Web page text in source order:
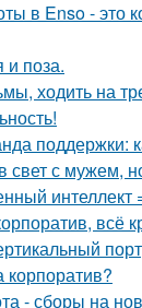
в Enso - это
и поза.
ходить на
с мужем,
всё
корпоратив?
- сборы на